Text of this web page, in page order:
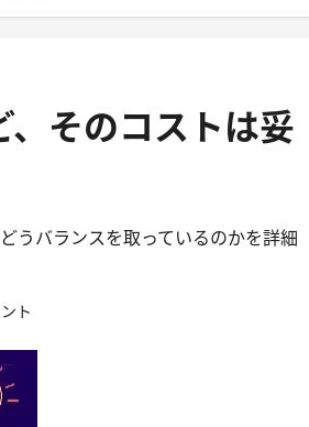
そのコストは妥
うバランスを取っているのかを詳細
ト